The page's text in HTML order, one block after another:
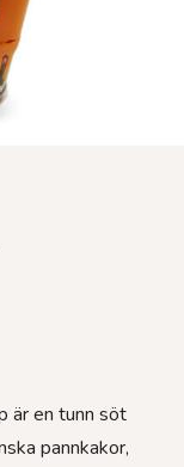
är en tunn söt
pannkakor,